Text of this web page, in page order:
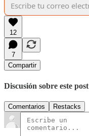
12
7
Compartir
Discusión sobre este post
Comentarios Restacks